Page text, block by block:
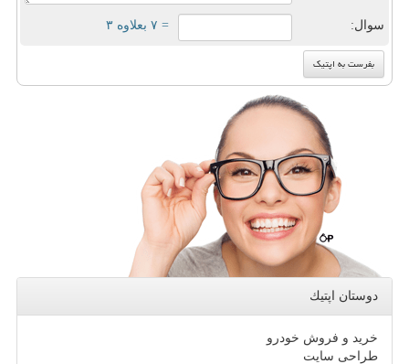
سوال: = ۷ بعلاوه ۳
دوستان اپتیك
خرید و فروش خودرو
طراحی سایت